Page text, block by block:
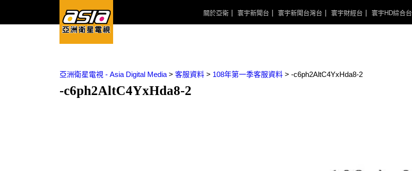
關於亞衛 寰宇新聞台 寰宇新聞台灣台 寰宇財經台 寰宇HD綜合台
亞洲衛星電視 - Asia Digital Media > 客服資料 > 108年第一季客服資料 > -c6ph2AltC4YxHda8-2
-c6ph2AltC4YxHda8-2